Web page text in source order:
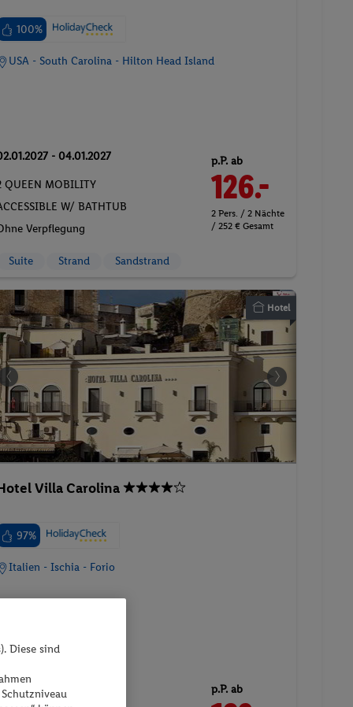
100%
USA - South Carolina - Hilton Head Island
- 04.01.2027
QUEEN MOBILITY
W/ BATHTUB
Verpflegung
p.P. ab
126.-
2 Pers. / 2 Nächte
/ 252 € Gesamt
Suite Strand Sandstrand
Hotel
Villa Carolina
97%
Italien - Ischia - Forio
p.P. ab
Diese sind